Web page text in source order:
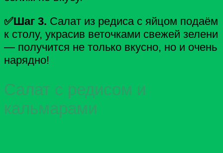
✅Шаг 3. Салат из редиса с яйцом подаём
к столу, украсив веточками свежей зелени
— получится не только вкусно, но и очень
нарядно!
Салат с редисом и
кальмарами